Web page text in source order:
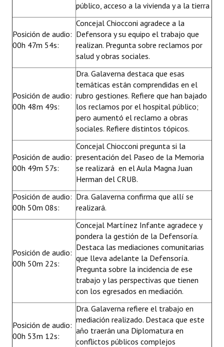
público, acceso a la vivienda y a la tierra
Posición de audio:
00h 47m 54s:
Concejal Chiocconi agradece a la
Defensora y su equipo el trabajo que
realizan. Pregunta sobre reclamos por
salud y obras sociales.
Posición de audio:
00h 48m 49s:
Dra. Galaverna destaca que esas
temáticas están comprendidas en el
rubro gestiones. Refiere que han bajado
los reclamos por el hospital público;
pero aumentó el reclamo a obras
sociales. Refiere distintos tópicos.
Posición de audio:
00h 49m 57s:
Concejal Chiocconi pregunta si la
presentación del Paseo de la Memoria
se realizará en el Aula Magna Juan
Herman del CRUB.
Posición de audio:
00h 50m 08s:
Dra. Galaverna confirma que allí se
realizará.
Posición de audio:
00h 50m 22s:
Concejal Martínez Infante agradece y
pondera la gestión de la Defensoría.
Destaca las mediaciones comunitarias
que lleva adelante la Defensoría.
Pregunta sobre la incidencia de ese
trabajo y las perspectivas que tienen
con los egresados en mediación.
Posición de audio:
00h 53m 12s:
Dra. Galaverna refiere el trabajo en
mediación realizado. Destaca que este
año traerán una Diplomatura en
conflictos públicos complejos